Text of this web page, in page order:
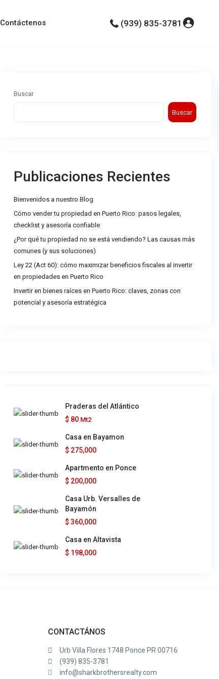
Contáctenos (939) 835-3781
Buscar
Buscar
Publicaciones Recientes
Bienvenidos a nuestro Blog
Cómo vender tu propiedad en Puerto Rico: pasos legales,
checklist y asesoría confiable
¿Por qué tu propiedad no se está vendiendo? Las causas más
comunes (y sus soluciones)
Ley 22 (Act 60): cómo maximizar beneficios fiscales al invertir
en propiedades en Puerto Rico
Invertir en bienes raíces en Puerto Rico: claves, zonas con
potencial y asesoría estratégica
Praderas del Atlántico
$ 80 Mt2
Casa en Bayamon
$ 275,000
Apartmento en Ponce
$ 200,000
Casa Urb. Versalles de
Bayamón
$ 360,000
Casa en Altavista
$ 198,000
CONTACTÁNOS
Urb Villa Flores 1748 Ponce PR 00716
(939) 835-3781
info@sharkbrothersrealty.com